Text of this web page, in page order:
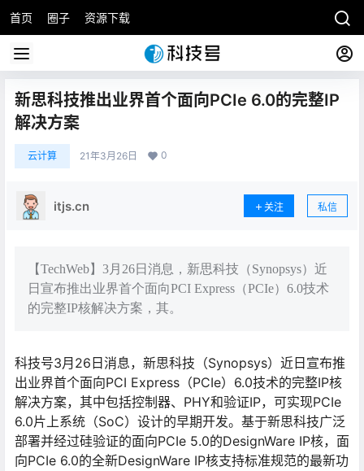
首页 圈子 资源下载
新思科技推出业界首个面向PCIe 6.0的完整IP
解决方案
云计算 21年3月26日 0
itjs.cn 关注 私信
【TechWeb】3月26日消息，新思科技（Synopsys）近
日宣布推出业界首个面向PCI Express（PCIe）6.0技术
的完整IP核解决方案，其。
科技号3月26日消息，新思科技（Synopsys）近日宣布推
出业界首个面向PCI Express（PCIe）6.0技术的完整IP核
解决方案，其中包括控制器、PHY和验证IP，可实现PCIe
6.0片上系统（SoC）设计的早期开发。基于新思科技广泛
部署并经过硅验证的面向PCIe 5.0的DesignWare IP核，面
向PCIe 6.0的全新DesignWare IP核支持标准规范的最新功